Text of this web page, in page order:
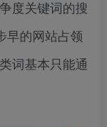
度关键词的搜
早的网站占领
词基本只能通